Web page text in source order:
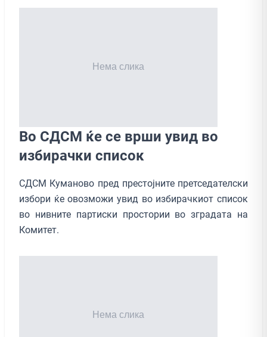
Во СДСМ ќе се врши увид во
избирачки список
СДСМ Куманово пред престојните претседателски
избори ќе овозможи увид во избирачкиот список
во нивните партиски простории во зградата на
Комитет.